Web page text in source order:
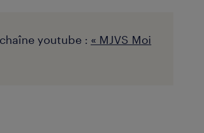
youtube : « MJVS Moi